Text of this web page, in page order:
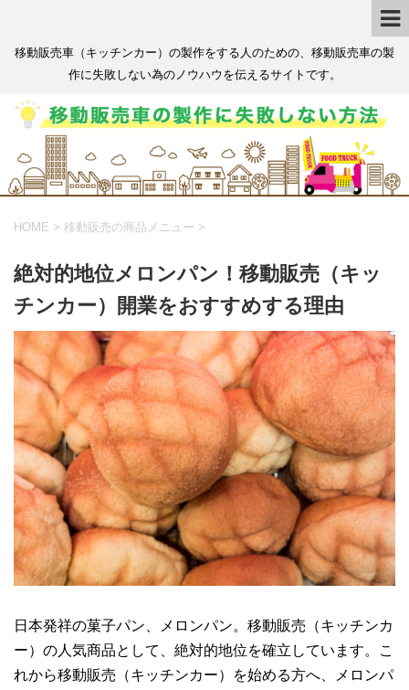
移動販売車（キッチンカー）の製作をする人のための、移動販売車の製
作に失敗しない為のノウハウを伝えるサイトです。
HOME > 移動販売の商品メニュー >
絶対的地位メロンパン！移動販売（キッ
チンカー）開業をおすすめする理由
日本発祥の菓子パン、メロンパン。移動販売（キッチンカ
ー）の人気商品として、絶対的地位を確立しています。こ
れから移動販売（キッチンカー）を始める方へ、メロンパ